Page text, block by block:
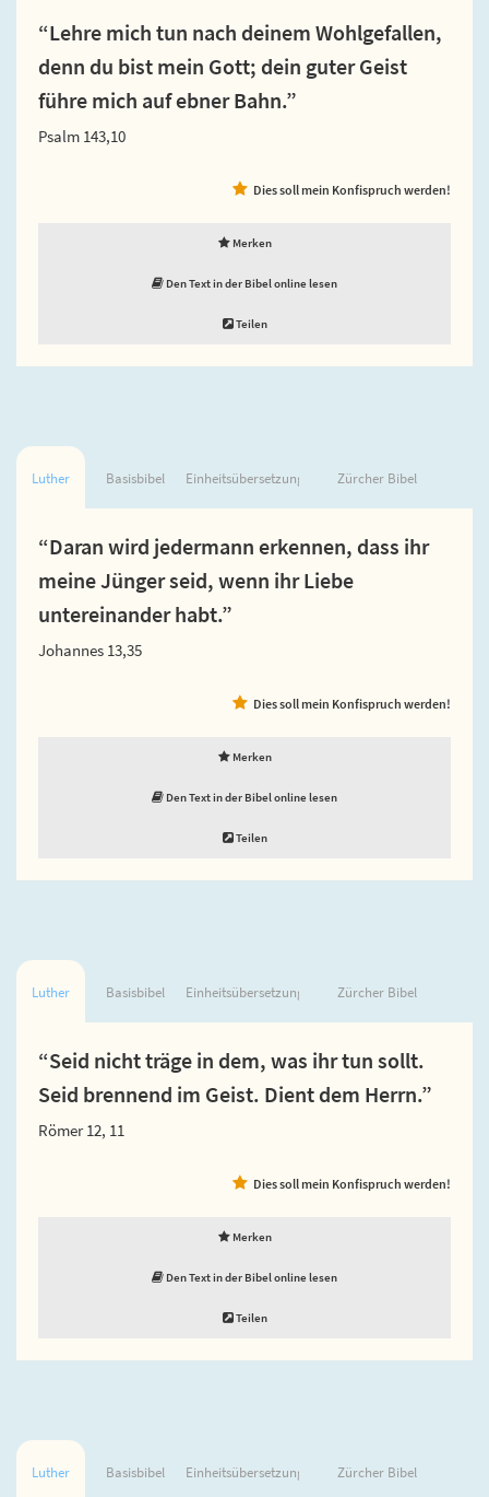
“Lehre mich tun nach deinem Wohlgefallen,
denn du bist mein Gott; dein guter Geist
führe mich auf ebner Bahn.”
Psalm 143,10
Dies soll mein Konfispruch werden!
Merken
Den Text in der Bibel online lesen
Teilen
Luther Basisbibel Einheitsübersetzung Zürcher Bibel
“Daran wird jedermann erkennen, dass ihr
meine Jünger seid, wenn ihr Liebe
untereinander habt.”
Johannes 13,35
Dies soll mein Konfispruch werden!
Merken
Den Text in der Bibel online lesen
Teilen
Luther Basisbibel Einheitsübersetzung Zürcher Bibel
“Seid nicht träge in dem, was ihr tun sollt.
Seid brennend im Geist. Dient dem Herrn.”
Römer 12, 11
Dies soll mein Konfispruch werden!
Merken
Den Text in der Bibel online lesen
Teilen
Luther Basisbibel Einheitsübersetzung Zürcher Bibel